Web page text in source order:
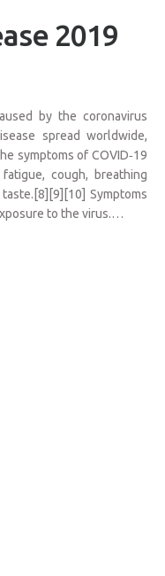
2019
by the coronavirus
spread worldwide,
symptoms of COVID‑19
cough, breathing
Symptoms
to the virus.…